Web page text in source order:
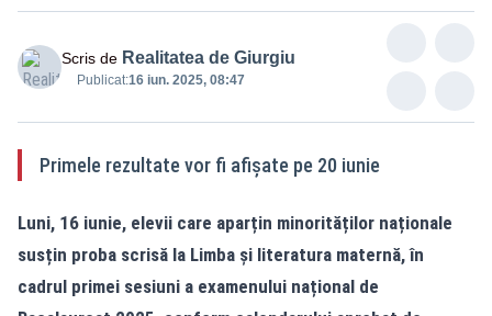
Scris de Realitatea de Giurgiu
Publicat:16 iun. 2025, 08:47
Primele rezultate vor fi afișate pe 20 iunie
Luni, 16 iunie, elevii care aparțin minorităților naționale
susțin proba scrisă la Limba și literatura maternă, în
cadrul primei sesiuni a examenului național de